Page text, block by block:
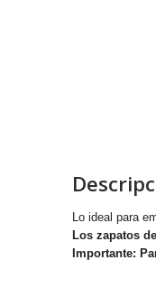
Lo ideal para
Los zapatos
Importante: